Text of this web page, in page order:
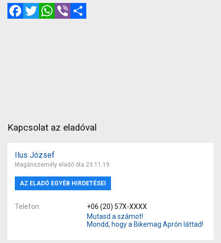
FacebookTwitterWhatsApp
Viber
Kapcsolat az eladóval
Ilus József
Magánszemély eladó óta 23.11.19
AZ ELADÓ EGYÉB HIRDETÉSEI
Telefon
+06 (20) 57X-XXXX
Mutasd a számot!
Mondd, hogy a Bikemag Aprón láttad!